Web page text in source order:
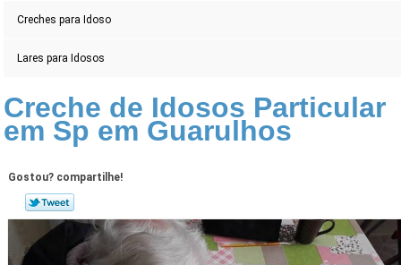
Creches para Idoso
Lares para Idosos
Creche de Idosos Particular
em Sp em Guarulhos
Gostou? compartilhe!